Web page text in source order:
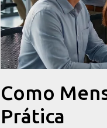
Como
Prática